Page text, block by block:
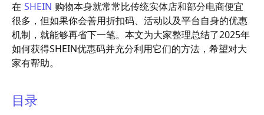
在 SHEIN 购物本身就常常比传统实体店和部分电商便宜
很多，但如果你会善用折扣码、活动以及平台自身的优惠
机制，就能够再省下一笔。本文为大家整理总结了2025年
如何获得SHEIN优惠码并充分利用它们的方法，希望对大
家有帮助。
目录